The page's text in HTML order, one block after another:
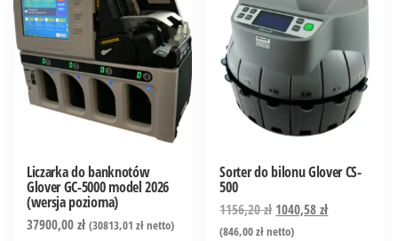
Liczarka do banknotów
Glover GC-5000 model 2026
(wersja pozioma)
37900,00zł (30813,01 złnetto)
Sorter do bilonu Glover CS-
500
1156,20zł 1040,58zł
(846,00złnetto)